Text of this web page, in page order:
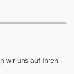
wir uns auf Ihren